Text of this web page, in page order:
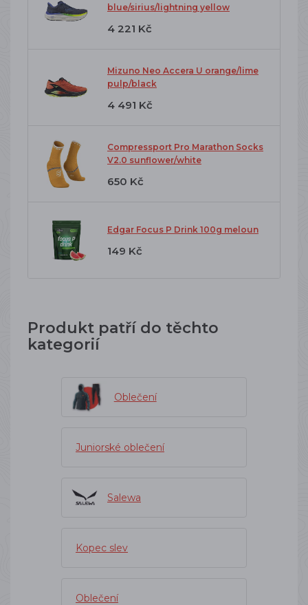
blue/sirius/lightning yellow
4 221 Kč
Mizuno Neo Accera U orange/lime
pulp/black
4 491 Kč
Compressport Pro Marathon Socks
V2.0 sunflower/white
650 Kč
Edgar Focus P Drink 100g meloun
149 Kč
Produkt patří do těchto
kategorií
Oblečení
Juniorské oblečení
Salewa
Kopec slev
Oblečení